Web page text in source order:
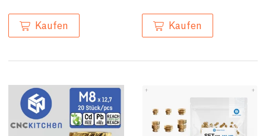
Kaufen Kaufen